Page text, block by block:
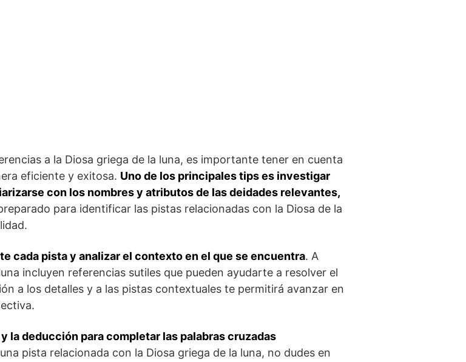
a la Diosa griega de la luna, ⁣es importante ‍tener en cuenta
eficiente y exitosa. Uno ‍de los principales tips es investigar
con‌ los ⁣nombres y​ atributos de las deidades relevantes,
para identificar las ⁣pistas relacionadas con la Diosa⁤ de la
cada pista y⁢ analizar el contexto en el que‍ se encuentra.​ A
incluyen‍ referencias sutiles ‍que pueden ayudarte a resolver el
a los​ detalles y a ‌las pistas contextuales⁣ te permitirá avanzar en⁤
la deducción ⁤para completar las palabras cruzadas
pista relacionada con la ​Diosa griega de la luna, no​ dudes en